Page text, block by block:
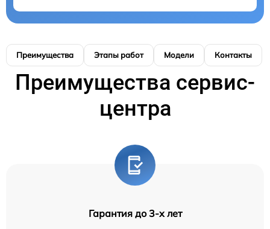
Преимущества Этапы работ Модели Контакты
Преимущества сервис-
центра
Гарантия до 3-х лет